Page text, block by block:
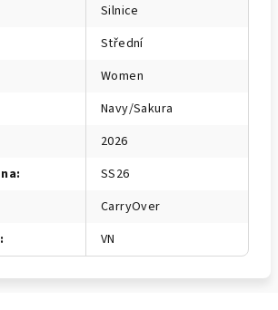
Silnice
Střední
Women
Navy/Sakura
2026
:
SS26
CarryOver
: VN